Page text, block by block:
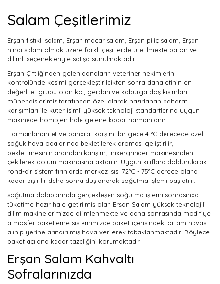
Salam Çeşitlerimiz
Erşan fıstıklı salam, Erşan macar salam, Erşan piliç salam, Erşan
hindi salam olmak üzere farklı çeşitlerde üretilmekte baton ve
dilimli seçenekleriyle satışa sunulmaktadır.
Erşan Çiftliğinden gelen danaların veteriner hekimlerin
kontrolünde kesimi gerçekleştirildikten sonra dana etinin en
değerli et grubu olan kol, gerdan ve kaburga döş kısımları
mühendislerimiz tarafından özel olarak hazırlanan baharat
karışımları ile kuter isimli yüksek teknoloji standartlarına uygun
makinede homojen hale gelene kadar harmanlanır.
Harmanlanan et ve baharat karşımı bir gece 4 °C derecede özel
soğuk hava odalarında bekletilerek aroması geliştirilir,
bekletilmesinin ardından karışım, mixergrinder makinesinden
çekilerek dolum makinasına aktarılır. Uygun kılıflara doldurularak
rond-air sistem fırınlarda merkez ısısı 72°C - 75°C derece olana
kadar pişirilir daha sonra duşlanarak soğutma işlemi başlatılır.
soğutma dolaplarında gerçekleşen soğutma işlemi sonrasında
tüketime hazır hale getirilmiş olan Erşan Salam yüksek teknolojili
dilim makinelerimizde dilimlenmekte ve daha sonrasında modifiye
atmosfer paketleme sistemimizde paket içerisindeki ortam havası
alınıp yerine arındırılmış hava verilerek tabaklanmaktadır. Böylece
paket açılana kadar tazeliğini korumaktadır.
Erşan Salam Kahvaltı
Sofralarınızda